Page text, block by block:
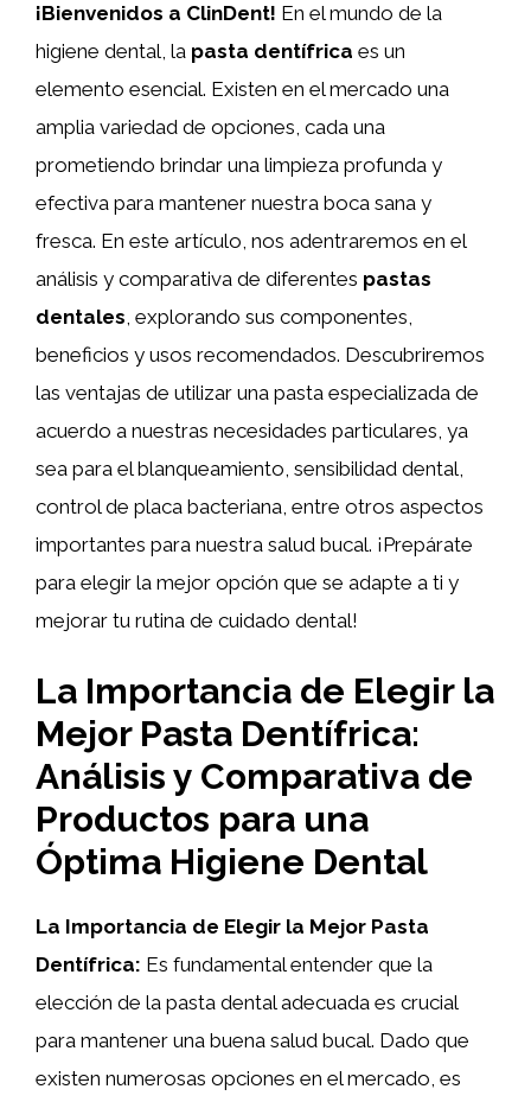
¡Bienvenidos a ClinDent! En el mundo de la
higiene dental, la pasta dentífrica es un
elemento esencial. Existen en el mercado una
amplia variedad de opciones, cada una
prometiendo brindar una limpieza profunda y
efectiva para mantener nuestra boca sana y
fresca. En este artículo, nos adentraremos en el
análisis y comparativa de diferentes pastas
dentales, explorando sus componentes,
beneficios y usos recomendados. Descubriremos
las ventajas de utilizar una pasta especializada de
acuerdo a nuestras necesidades particulares, ya
sea para el blanqueamiento, sensibilidad dental,
control de placa bacteriana, entre otros aspectos
importantes para nuestra salud bucal. ¡Prepárate
para elegir la mejor opción que se adapte a ti y
mejorar tu rutina de cuidado dental!
La Importancia de Elegir la
Mejor Pasta Dentífrica:
Análisis y Comparativa de
Productos para una
Óptima Higiene Dental
La Importancia de Elegir la Mejor Pasta
Dentífrica: Es fundamental entender que la
elección de la pasta dental adecuada es crucial
para mantener una buena salud bucal. Dado que
existen numerosas opciones en el mercado, es